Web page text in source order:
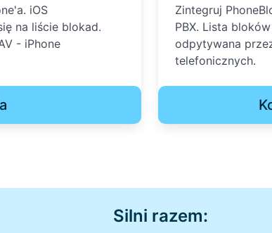
iOS
na liście blokad.
- iPhone
Zintegruj
PBX. Lista
odpytywana
telefonicznych.
Silni razem: